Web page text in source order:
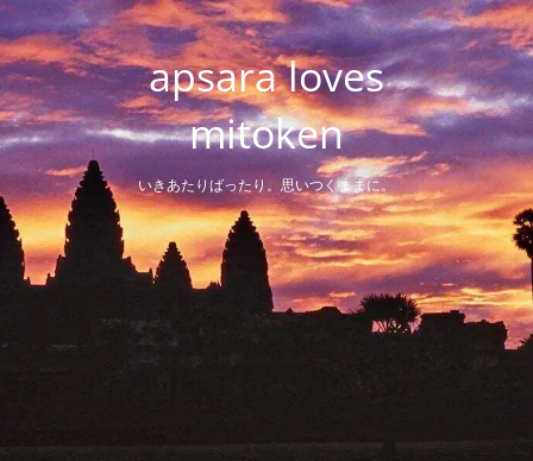
Skip
to
content
apsara loves
mitoken
いきあたりばったり。思いつくままに。